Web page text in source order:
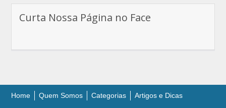
Curta Nossa Página no Face
Home Quem Somos Categorias Artigos e Dicas